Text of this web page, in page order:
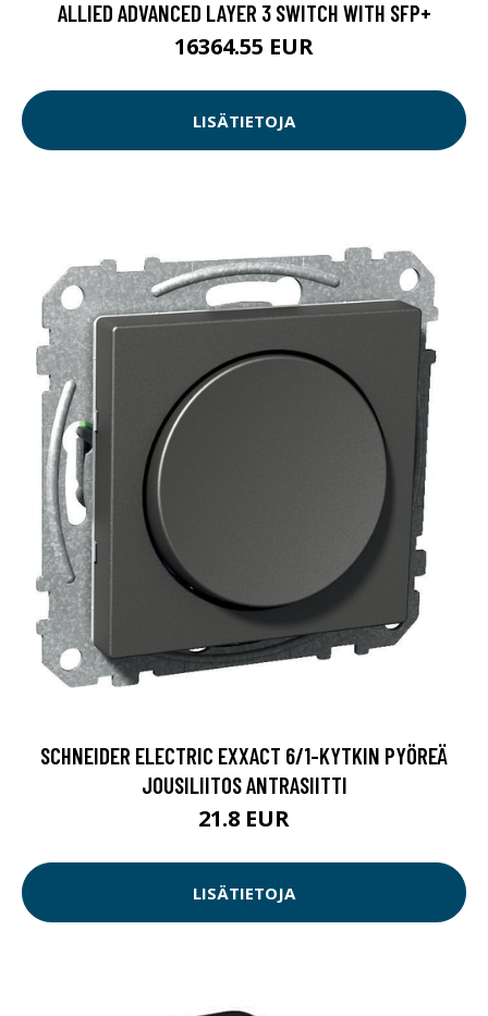
ALLIED ADVANCED LAYER 3 SWITCH WITH SFP+
16364.55 EUR
LISÄTIETOJA
SCHNEIDER ELECTRIC EXXACT 6/1-KYTKIN PYÖREÄ
JOUSILIITOS ANTRASIITTI
21.8 EUR
LISÄTIETOJA